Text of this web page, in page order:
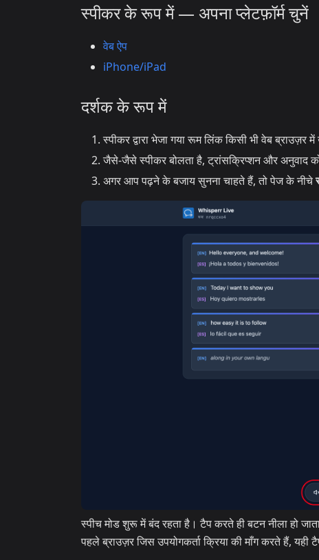
स्पीकर के रूप में — अपना प्लेटफ़ॉर्म चुनें
वेब ऐप
iPhone/iPad
दर्शक के रूप में
स्पीकर द्वारा भेजा गया रूम लिंक किसी भी वेब
जैसे-जैसे स्पीकर बोलता है, ट्रांसक्रिप्शन और अनुवाद
अगर आप पढ़ने के बजाय सुनना चाहते हैं, तो पेज के नीचे
स्पीच मोड शुरू में बंद रहता है। टैप करते ही बटन नीला हो
पहले ब्राउज़र जिस उपयोगकर्ता क्रिया की माँग करते हैं,